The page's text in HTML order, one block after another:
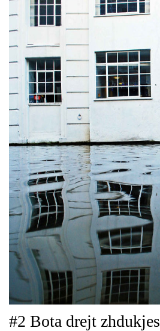
#2 Bota drejt zhdukjes